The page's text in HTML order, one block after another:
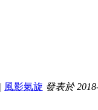
| 風影氣旋 發表於